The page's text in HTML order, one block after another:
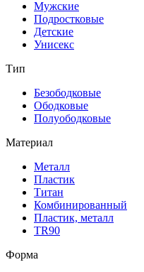
Мужские
Подростковые
Детские
Унисекс
Тип
Безободковые
Ободковые
Полуободковые
Материал
Металл
Пластик
Титан
Комбинированный
Пластик, металл
TR90
Форма